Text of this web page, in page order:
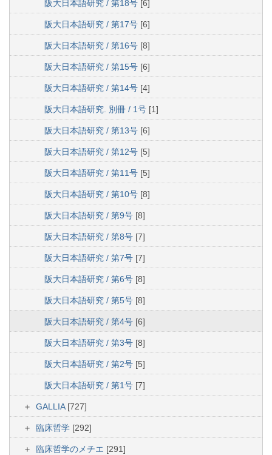
阪大日本語研究 / 第18号 [6]
阪大日本語研究 / 第17号 [6]
阪大日本語研究 / 第16号 [8]
阪大日本語研究 / 第15号 [6]
阪大日本語研究 / 第14号 [4]
阪大日本語研究. 別冊 / 1号 [1]
阪大日本語研究 / 第13号 [6]
阪大日本語研究 / 第12号 [5]
阪大日本語研究 / 第11号 [5]
阪大日本語研究 / 第10号 [8]
阪大日本語研究 / 第9号 [8]
阪大日本語研究 / 第8号 [7]
阪大日本語研究 / 第7号 [7]
阪大日本語研究 / 第6号 [8]
阪大日本語研究 / 第5号 [8]
阪大日本語研究 / 第4号 [6]
阪大日本語研究 / 第3号 [8]
阪大日本語研究 / 第2号 [5]
阪大日本語研究 / 第1号 [7]
GALLIA [727]
臨床哲学 [292]
臨床哲学のメチエ [291]